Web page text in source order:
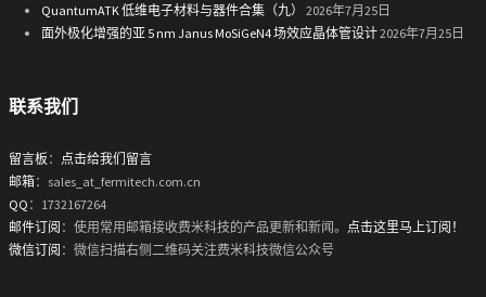
QuantumATK 低维电子材料与器件合集（九）
2026年7月25日
面外极化增强的亚 5 nm Janus MoSiGeN4 场效应晶体管设计2026年7月25日
联系我们
留言板 ： 点击给我们留言
邮箱：sales_at_fermitech.com.cn
QQ ：1732167264
邮件订阅 ：使用常用邮箱接收费米科技的产品更新和新闻。 点击这里马上订阅！
微信订阅 ：微信扫描右侧二维码关注费米科技微信公众号